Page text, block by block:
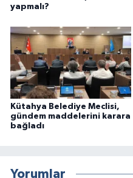
yapmalı?
Kütahya Belediye Meclisi,
gündem maddelerini karara
bağladı
Yorumlar